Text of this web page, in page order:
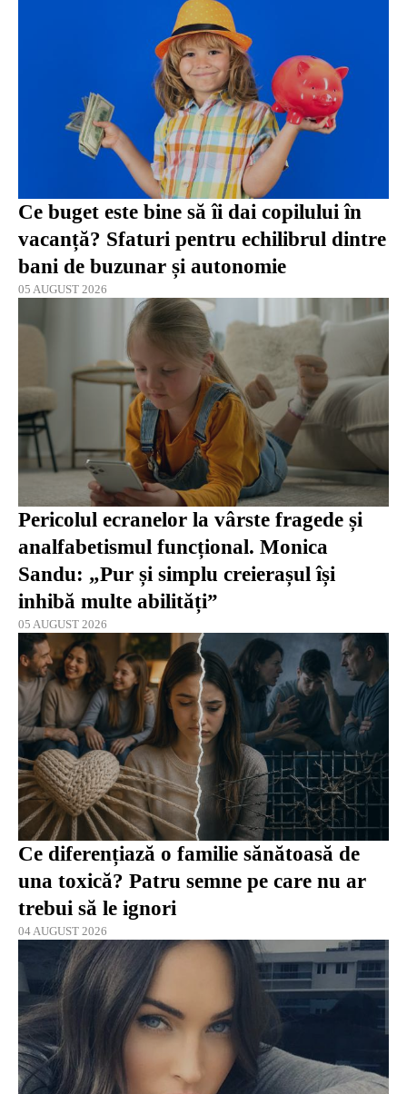
Ce buget este bine să îi dai copilului în
vacanță? Sfaturi pentru echilibrul dintre
bani de buzunar și autonomie
05 AUGUST 2026
Pericolul ecranelor la vârste fragede și
analfabetismul funcțional. Monica
Sandu: „Pur și simplu creierașul își
inhibă multe abilități”
05 AUGUST 2026
Ce diferențiază o familie sănătoasă de
una toxică? Patru semne pe care nu ar
trebui să le ignori
04 AUGUST 2026